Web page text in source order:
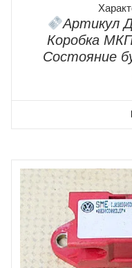
Артикул
Коробка
Состояние